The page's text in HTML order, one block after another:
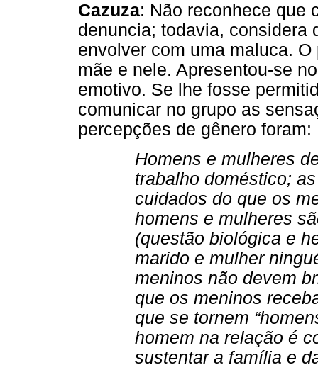
Cazuza: Não reconhece que
denuncia; todavia, considera
envolver com uma maluca.
mãe e nele. Apresentou-se
emotivo. Se lhe fosse
comunicar no grupo as
percepções de gênero foram:
Homens e mulheres
trabalho doméstico;
cuidados do que os
homens e mulheres
(questão biológica e
marido e mulher
meninos não devem
que os meninos
que se tornem
homem na relação é
sustentar a família e